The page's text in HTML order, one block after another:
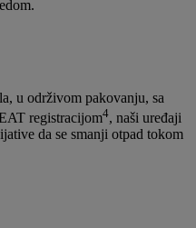
u održivom pakovanju, sa
registracijom4, naši uređaji
da se smanji otpad tokom